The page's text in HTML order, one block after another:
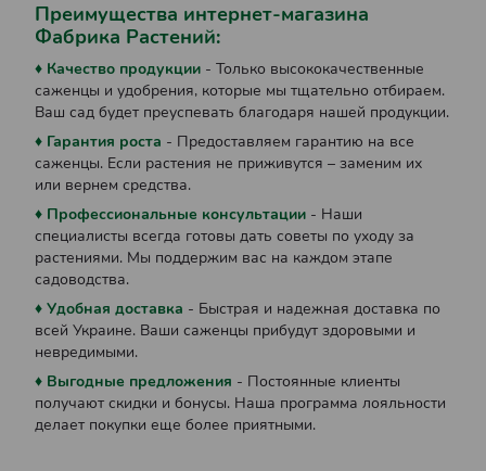
Преимущества интернет-магазина
Фабрика Растений:
♦ Качество продукции - Только высококачественные
саженцы и удобрения, которые мы тщательно отбираем.
Ваш сад будет преуспевать благодаря нашей продукции.
♦ Гарантия роста - Предоставляем гарантию на все
саженцы. Если растения не приживутся – заменим их
или вернем средства.
♦ Профессиональные консультации - Наши
специалисты всегда готовы дать советы по уходу за
растениями. Мы поддержим вас на каждом этапе
садоводства.
♦ Удобная доставка - Быстрая и надежная доставка по
всей Украине. Ваши саженцы прибудут здоровыми и
невредимыми.
♦ Выгодные предложения - Постоянные клиенты
получают скидки и бонусы. Наша программа лояльности
делает покупки еще более приятными.